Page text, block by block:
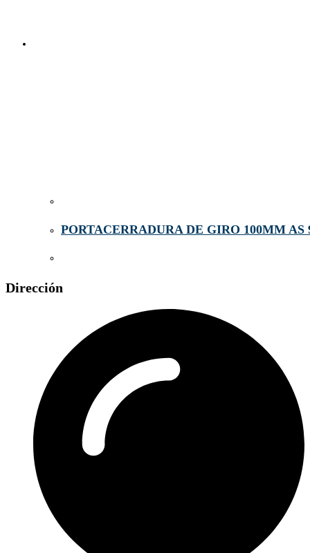
PORTACERRADURA DE GIRO 100MM AS
Dirección